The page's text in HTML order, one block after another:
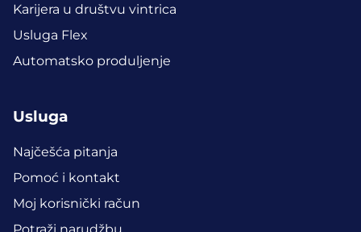
Karijera u društvu vintrica
Usluga Flex
Automatsko produljenje
Usluga
Najčešća pitanja
Pomoć i kontakt
Moj korisnički račun